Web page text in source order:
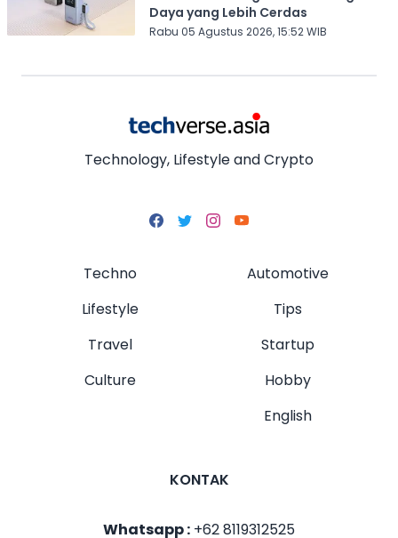
Daya yang Lebih Cerdas
Rabu 05 Agustus 2026, 15:52 WIB
Technology, Lifestyle and Crypto
Techno
Lifestyle
Travel
Culture
Automotive
Tips
Startup
Hobby
English
KONTAK
Whatsapp : +62 8119312525